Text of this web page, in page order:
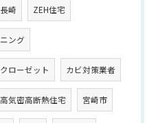
長崎 ZEH住宅
ング
ローゼット カビ対策業者
高気密高断熱住宅 宮崎市